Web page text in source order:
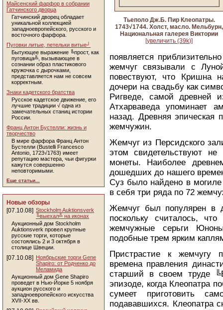
Майсенский фарфор в собрании
Гатчинского дворца
Гатчинский дворец обладает
уникальной коллекцией
западноевропейского, русского и
восточного фарфора.
Пуговки литые, петельки витые┘
Бытующее выражение ╚прост, как
пуговица╩, вызывающее в
сознании образ пластикового
кружочка с дырочками,
представляется нам не совсем
корректным.
Знаки кадетского братства
Русское кадетское движение, его
лучшие традиции √ одна из
замечательных станиц истории
России.
Франц Антон Бустелли: жизнь и
творчество
В мире фарфора Франц Антон
Бустелли (Bustelli Francesco
Antonio, 1723√1763) имеет
репутацию мастера, чьи фигурки
кажутся совершенно
неповторимыми.
Еще статьи...
Новые обзоры
[07.10.08] Stockholm Auktionsverk
╚выехал╩ на иконах
Аукционный дом Stockholm
Auktionsverk провел крупные
русские торги, которые
состоялись 2 и 3 октября в
столице Швеции.
[07.10.08] Ноябрьские торги Gene
Shapiro: от Родченко до
Меламида
Аукционный дом Gene Shapiro
проведет в Нью-Йорке 5 ноября
аукцион русского и
западноевропейского искусства
XVII-XX вв.
Тьеполо Дж.Б. Пир Клеопатры.
1743√1744. Холст, масло. Мельбурн,
Национальная галерея Виктории
[увеличить (39k)]
появляется
жемчуг связывали с
повествуют, что Кришна
дочери на свадьбу как
Ригведе, самой древней
Атхарваведа упоминает
назад. Древняя эпическая
жемчужин.
Жемчуг из Персидского
этом свидетельствуют
монеты. Наиболее
дошедших до нашего
Суз было найдено в
в себя три ряда по 72
Жемчуг был популярен в
поскольку считалось,
жемчужные серьги
подобные трем ярким
Пристрастие к жемчугу
времена правления
старший в своем труде
эпизоде, когда Клеопатра
сумеет приготовить
подававшихся. Клеопатра